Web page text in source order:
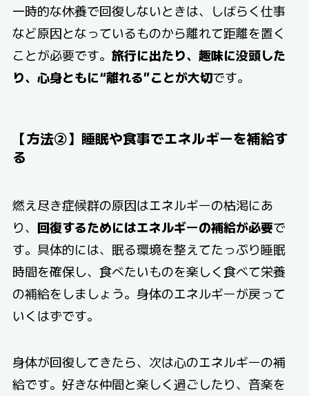
一時的な休養で回復しないときは、しばらく仕事
など原因となっているものから離れて距離を置く
ことが必要です。 旅行に出たり、趣味に没頭した
り、心身ともに“離れる”ことが大切です。
【方法②】睡眠や食事でエネルギーを補給す
る
燃え尽き症候群の原因はエネルギーの枯渇にあ
り、 回復するためにはエネルギーの補給が必要で
す。具体的には、眠る環境を整えてたっぷり睡眠
時間を確保し、食べたいものを楽しく食べて栄養
の補給をしましょう。身体のエネルギーが戻って
いくはずです。
身体が回復してきたら、次は心のエネルギーの補
給です。好きな仲間と楽しく過ごしたり、音楽を